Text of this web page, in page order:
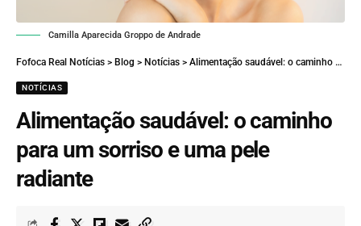
Camilla Aparecida Groppo de Andrade
Fofoca Real Notícias > Blog > Notícias > Alimentação saudável: o caminho para um sorriso e uma pele radiante
NOTÍCIAS
Alimentação saudável: o caminho
para um sorriso e uma pele
radiante